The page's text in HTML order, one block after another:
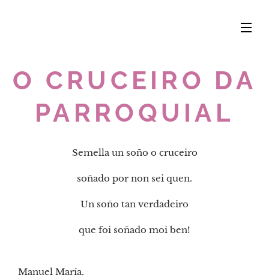
O CRUCEIRO DA
PARROQUIAL
Semella un soño o cruceiro
soñado por non sei quen.
Un soño tan verdadeiro
que foi soñado moi ben!
Manuel María.